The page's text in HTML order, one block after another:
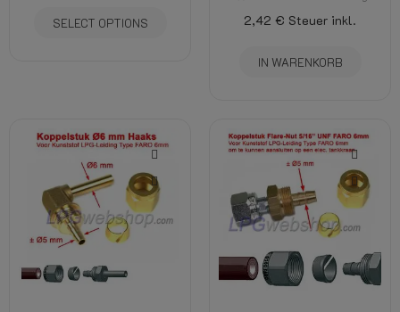
SELECT OPTIONS 2,42 € Steuer inkl.
IN WARENKORB